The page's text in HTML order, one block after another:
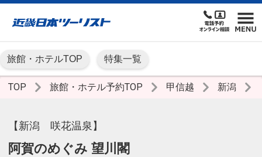
旅館・ホテルTOP 特集一覧
TOP 旅館・ホテル予約TOP 甲信越 新潟
【新潟 咲花温泉】
阿賀のめぐみ 望川閣